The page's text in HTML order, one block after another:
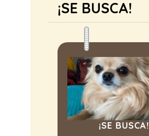
¡SE BUSCA!
¡SE BUSCA!